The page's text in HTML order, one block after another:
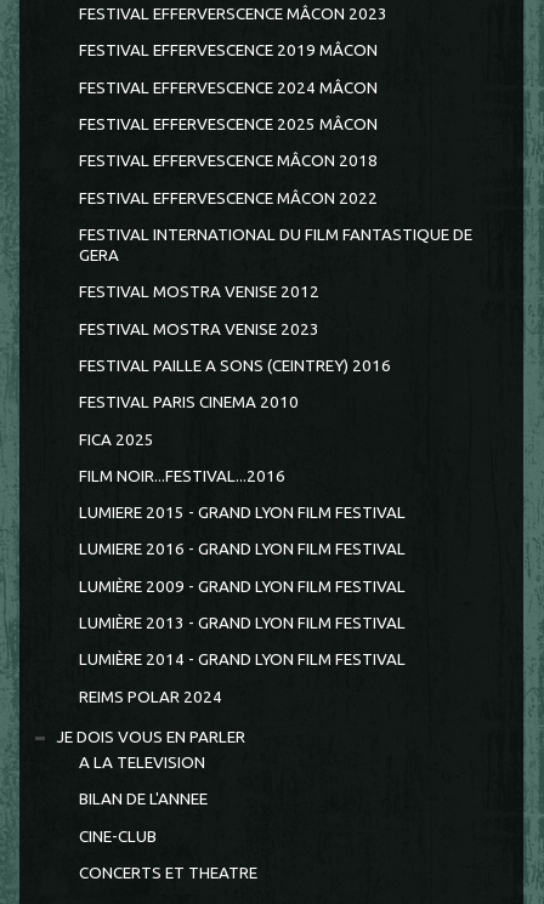
FESTIVAL EFFERVERSCENCE MÂCON 2023
FESTIVAL EFFERVESCENCE 2019 MÂCON
FESTIVAL EFFERVESCENCE 2024 MÂCON
FESTIVAL EFFERVESCENCE 2025 MÂCON
FESTIVAL EFFERVESCENCE MÂCON 2018
FESTIVAL EFFERVESCENCE MÂCON 2022
FESTIVAL INTERNATIONAL DU FILM FANTASTIQUE DE
GERA
FESTIVAL MOSTRA VENISE 2012
FESTIVAL MOSTRA VENISE 2023
FESTIVAL PAILLE A SONS (CEINTREY) 2016
FESTIVAL PARIS CINEMA 2010
FICA 2025
FILM NOIR...FESTIVAL...2016
LUMIERE 2015 - GRAND LYON FILM FESTIVAL
LUMIERE 2016 - GRAND LYON FILM FESTIVAL
LUMIÈRE 2009 - GRAND LYON FILM FESTIVAL
LUMIÈRE 2013 - GRAND LYON FILM FESTIVAL
LUMIÈRE 2014 - GRAND LYON FILM FESTIVAL
REIMS POLAR 2024
JE DOIS VOUS EN PARLER
A LA TELEVISION
BILAN DE L'ANNEE
CINE-CLUB
CONCERTS ET THEATRE